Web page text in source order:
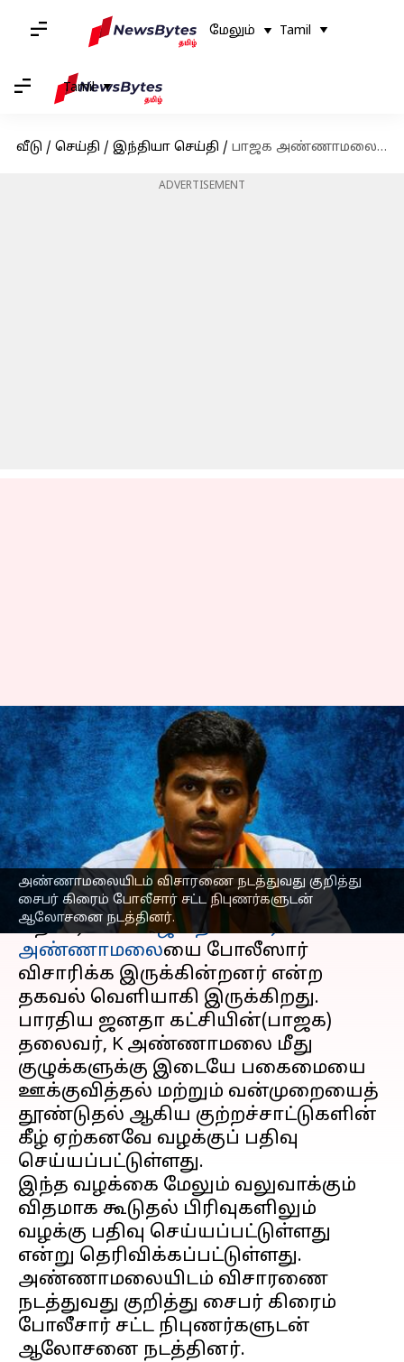
மேலும் Tamil
Tamil
வீடு / செய்தி / இந்தியா செய்தி / பாஜக அண்ணாமலையை விசாரிக்க இருக்கும் போலீஸ்
ADVERTISEMENT
அண்ணாமலையிடம் விசாரணை நடத்துவது குறித்து
சைபர் கிரைம் போலீசார் சட்ட நிபுணர்களுடன்
ஆலோசனை நடத்தினர்.
பாஜக அண்ணாமலையை
விசாரிக்க இருக்கும்
போலீஸ்
எழுதியவர் Sindhuja SM Mar 07, 2023 11:15 am
செய்தி முன்னோட்டம்
வட மாநில தொழிலாளர்கள் பிரச்சனை
தொடர்பாகபாஜக தலைவர்
அண்ணாமலையை போலீஸார்
விசாரிக்க இருக்கின்றனர் என்ற
தகவல் வெளியாகி இருக்கிறது.
பாரதிய ஜனதா கட்சியின்(பாஜக)
தலைவர், K அண்ணாமலை மீது
குழுக்களுக்கு இடையே பகைமையை
ஊக்குவித்தல் மற்றும் வன்முறையைத்
தூண்டுதல் ஆகிய குற்றச்சாட்டுகளின்
கீழ் ஏற்கனவே வழக்குப் பதிவு
செய்யப்பட்டுள்ளது.
இந்த வழக்கை மேலும் வலுவாக்கும்
விதமாக கூடுதல் பிரிவுகளிலும்
வழக்கு பதிவு செய்யப்பட்டுள்ளது
என்று தெரிவிக்கப்பட்டுள்ளது.
அண்ணாமலையிடம் விசாரணை
நடத்துவது குறித்து சைபர் கிரைம்
போலீசார் சட்ட நிபுணர்களுடன்
ஆலோசனை நடத்தினர்.